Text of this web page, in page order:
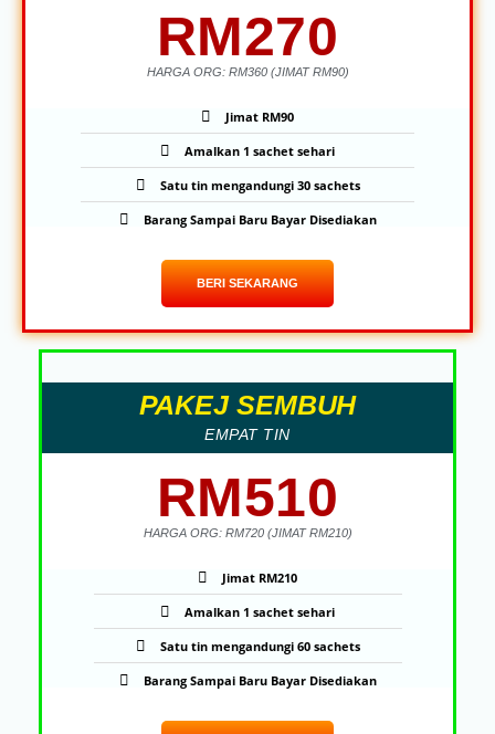
RM270
HARGA ORG: RM360 (JIMAT RM90)
Jimat RM90
Amalkan 1 sachet sehari
Satu tin mengandungi 30 sachets
Barang Sampai Baru Bayar Disediakan
BERI SEKARANG
PAKEJ SEMBUH
EMPAT TIN
RM510
HARGA ORG: RM720 (JIMAT RM210)
Jimat RM210
Amalkan 1 sachet sehari
Satu tin mengandungi 60 sachets
Barang Sampai Baru Bayar Disediakan